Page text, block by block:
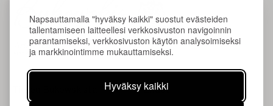
Napsauttamalla "hyväksy kaikki" suostut evästeiden
tallentamiseen laitteellesi verkkosivuston navigoinnin
parantamiseksi, verkkosivuston käytön analysoimiseksi
ja markkinointimme mukauttamiseksi.
Hyväksy kaikki
Ehdot